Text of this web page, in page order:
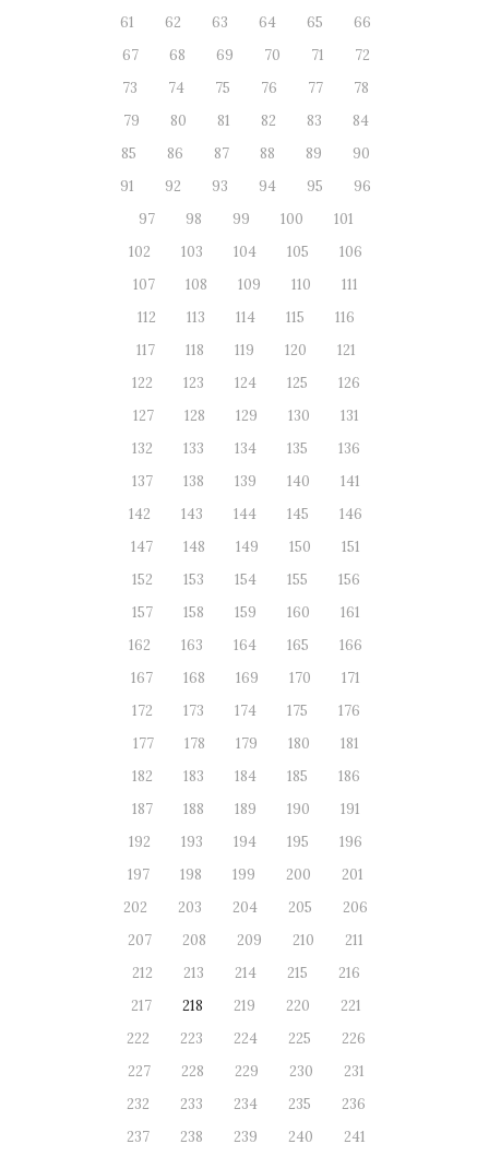
61
62 63 64 65
66
67
68 69 70 71
72
73
74 75 76 77
78
79
80 81 82 83
84
85
86 87 88 89
90
91
92 93 94 95
96
97
98 99 100
101
102
103 104 105
106
107
108 109 110
111
112
113 114 115
116
117
118 119 120
121
122
123 124 125
126
127
128 129 130
131
132
133 134 135
136
137
138 139 140
141
142
143 144 145
146
147
148 149 150
151
152
153 154 155
156
157
158 159 160
161
162
163 164 165
166
167
168 169 170
171
172
173 174 175
176
177
178 179 180
181
182
183 184 185
186
187
188 189 190
191
192
193 194 195
196
197
198 199 200
201
202
203 204 205
206
207
208 209 210
211
212
213 214 215
216
217
218 219 220
221
222
223 224 225
226
227
228 229 230
231
232
233 234 235
236
237
238 239 240
241